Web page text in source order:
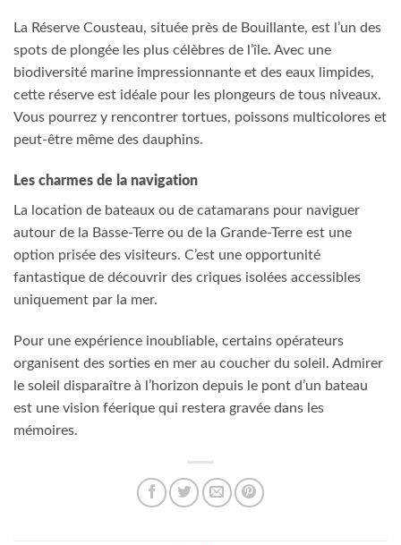
La Réserve Cousteau, située près de Bouillante, est l’un des
spots de plongée les plus célèbres de l’île. Avec une
biodiversité marine impressionnante et des eaux limpides,
cette réserve est idéale pour les plongeurs de tous niveaux.
Vous pourrez y rencontrer tortues, poissons multicolores et
peut-être même des dauphins.
Les charmes de la navigation
La location de bateaux ou de catamarans pour naviguer
autour de la Basse-Terre ou de la Grande-Terre est une
option prisée des visiteurs. C’est une opportunité
fantastique de découvrir des criques isolées accessibles
uniquement par la mer.
Pour une expérience inoubliable, certains opérateurs
organisent des sorties en mer au coucher du soleil. Admirer
le soleil disparaître à l’horizon depuis le pont d’un bateau
est une vision féerique qui restera gravée dans les
mémoires.